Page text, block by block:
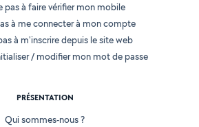
pas à faire vérifier mon mobile
à me connecter à mon compte
à m'inscrire depuis le site web
/ modifier mon mot de passe
PRÉSENTATION
Qui sommes-nous ?